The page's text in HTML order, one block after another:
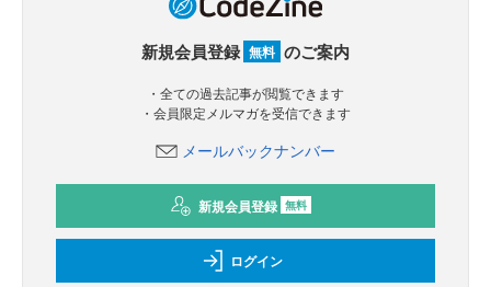
新規会員登録 無料 のご案内
・全ての過去記事が閲覧できます
・会員限定メルマガを受信できます
メールバックナンバー
新規会員登録 無料
ログイン